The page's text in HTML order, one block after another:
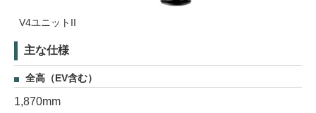
V4ユニットII
主な仕様
全高（EV含む）
1,870mm